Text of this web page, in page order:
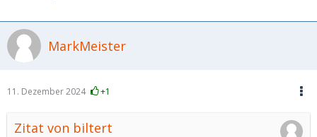
MarkMeister
11. Dezember 2024 +1
Zitat von biltert